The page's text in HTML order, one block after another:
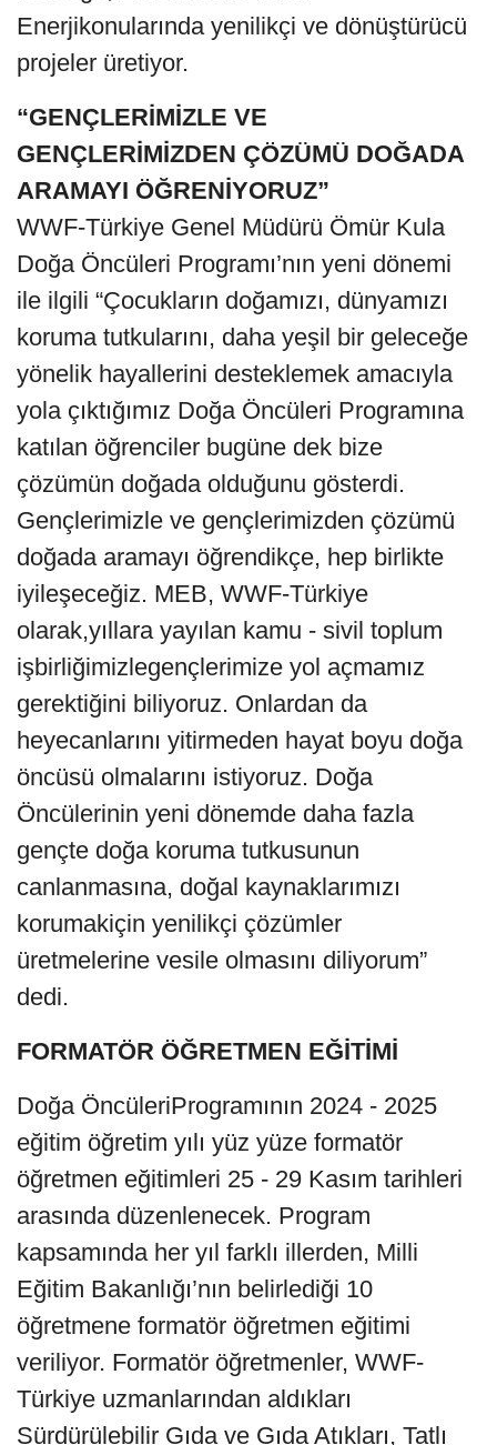
Enerjikonularında yenilikçi ve dönüştürücü
projeler üretiyor.
“GENÇLERİMİZLE VE
GENÇLERİMİZDEN ÇÖZÜMÜ DOĞADA
ARAMAYI ÖĞRENİYORUZ”
WWF-Türkiye Genel Müdürü Ömür Kula
Doğa Öncüleri Programı’nın yeni dönemi
ile ilgili “Çocukların doğamızı, dünyamızı
koruma tutkularını, daha yeşil bir geleceğe
yönelik hayallerini desteklemek amacıyla
yola çıktığımız Doğa Öncüleri Programına
katılan öğrenciler bugüne dek bize
çözümün doğada olduğunu gösterdi.
Gençlerimizle ve gençlerimizden çözümü
doğada aramayı öğrendikçe, hep birlikte
iyileşeceğiz. MEB, WWF-Türkiye
olarak,yıllara yayılan kamu - sivil toplum
işbirliğimizlegençlerimize yol açmamız
gerektiğini biliyoruz. Onlardan da
heyecanlarını yitirmeden hayat boyu doğa
öncüsü olmalarını istiyoruz. Doğa
Öncülerinin yeni dönemde daha fazla
gençte doğa koruma tutkusunun
canlanmasına, doğal kaynaklarımızı
korumakiçin yenilikçi çözümler
üretmelerine vesile olmasını diliyorum”
dedi.
FORMATÖR ÖĞRETMEN EĞİTİMİ
Doğa ÖncüleriProgramının 2024 - 2025
eğitim öğretim yılı yüz yüze formatör
öğretmen eğitimleri 25 - 29 Kasım tarihleri
arasında düzenlenecek. Program
kapsamında her yıl farklı illerden, Milli
Eğitim Bakanlığı’nın belirlediği 10
öğretmene formatör öğretmen eğitimi
veriliyor. Formatör öğretmenler, WWF-
Türkiye uzmanlarından aldıkları
Sürdürülebilir Gıda ve Gıda Atıkları, Tatlı